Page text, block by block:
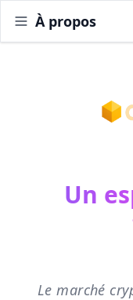
À propos
Un
Le marché